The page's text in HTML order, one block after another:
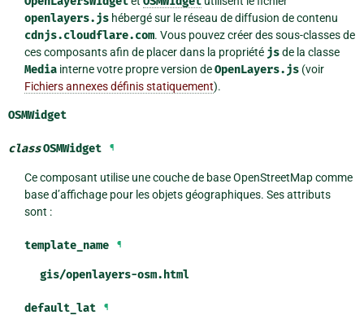
openlayers.jshébergé sur le réseau de diffusion de contenu
cdnjs.cloudflare.com. Vous pouvez créer des sous-classes de
ces composants afin de placer dans la propriété jsde la classe
Mediainterne votre propre version deOpenLayers.js(voir
Fichiers annexes définis statiquement).
OSMWidget
classOSMWidget ¶
Ce composant utilise une couche de base OpenStreetMap comme
base d’affichage pour les objets géographiques. Ses attributs
sont :
template_name ¶
gis/openlayers-osm.html
default_lat ¶